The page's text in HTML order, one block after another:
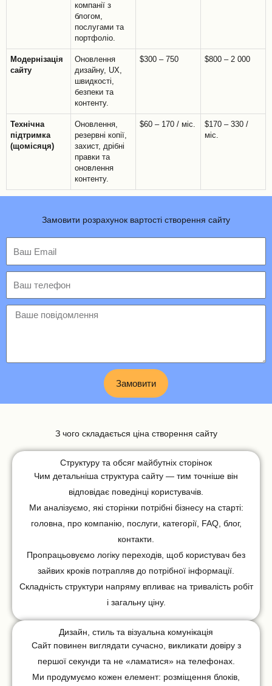
компанії з
блогом,
послугами та
портфоліо.
Модернізація
сайту
Оновлення
дизайну, UX,
швидкості,
безпеки та
контенту.
$300 – 750 $800 – 2 000
Технічна
підтримка
(щомісяця)
Оновлення,
резервні копії,
захист, дрібні
правки та
оновлення
контенту.
$60 – 170 / міс.
$170 – 330 /
міс.
Замовити розрахунок вартості створення сайту
Замовити
З чого складається ціна створення сайту
Структуру та обсяг майбутніх сторінок
Чим детальніша структура сайту — тим точніше він
відповідає поведінці користувачів.
Ми аналізуємо, які сторінки потрібні бізнесу на старті:
головна, про компанію, послуги, категорії, FAQ, блог,
контакти.
Пропрацьовуємо логіку переходів, щоб користувач без
зайвих кроків потрапляв до потрібної інформації.
Складність структури напряму впливає на тривалість робіт
і загальну ціну.
Дизайн, стиль та візуальна комунікація
Сайт повинен виглядати сучасно, викликати довіру з
першої секунди та не «ламатися» на телефонах.
Ми продумуємо кожен елемент: розміщення блоків,